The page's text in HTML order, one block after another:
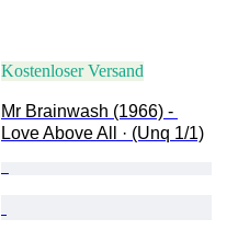
Kostenloser Versand
Mr Brainwash (1966) -
Love Above All · (Unq 1/1)